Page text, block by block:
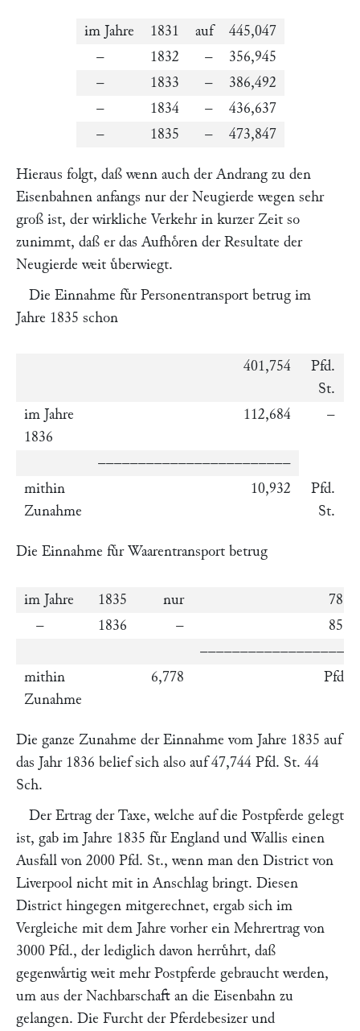
im Jahre 1831 auf
445,047
–
1832 –
356,945
–
1833 –
386,492
–
1834 –
436,637
–
1835 – 473,847
Hieraus folgt, daß wenn auch der Andrang zu den
Eisenbahnen anfangs nur der Neugierde wegen sehr
groß ist, der wirkliche Verkehr in kurzer Zeit so
zunimmt, daß er das Aufhoͤren der Resultate der
Neugierde weit uͤberwiegt.
Die Einnahme fuͤr Personentransport betrug im
Jahre 1835 schon
401,754
Pfd.
St.
im Jahre
1836
112,684 –
––––––––––––––––––––––––
mithin
Zunahme
10,932
Pfd.
St.
Die Einnahme fuͤr Waarentransport betrug
im Jahre 1835 nur
–
1836 –
mithin
Zunahme
6,778 Pfd.
Die ganze Zunahme der Einnahme vom Jahre 1835 auf
das Jahr 1836 belief sich also auf 47,744 Pfd. St. 44
Sch.
Der Ertrag der Taxe, welche auf die Postpferde gelegt
ist, gab im Jahre 1835 fuͤr England und Wallis einen
Ausfall von 2000 Pfd. St., wenn man den District von
Liverpool nicht mit in Anschlag bringt. Diesen
District hingegen mitgerechnet, ergab sich im
Vergleiche mit dem Jahre vorher ein Mehrertrag von
3000 Pfd., der lediglich davon herruͤhrt, daß
gegenwaͤrtig weit mehr Postpferde gebraucht werden,
um aus der Nachbarschaft an die Eisenbahn zu
gelangen. Die Furcht der Pferdebesizer und